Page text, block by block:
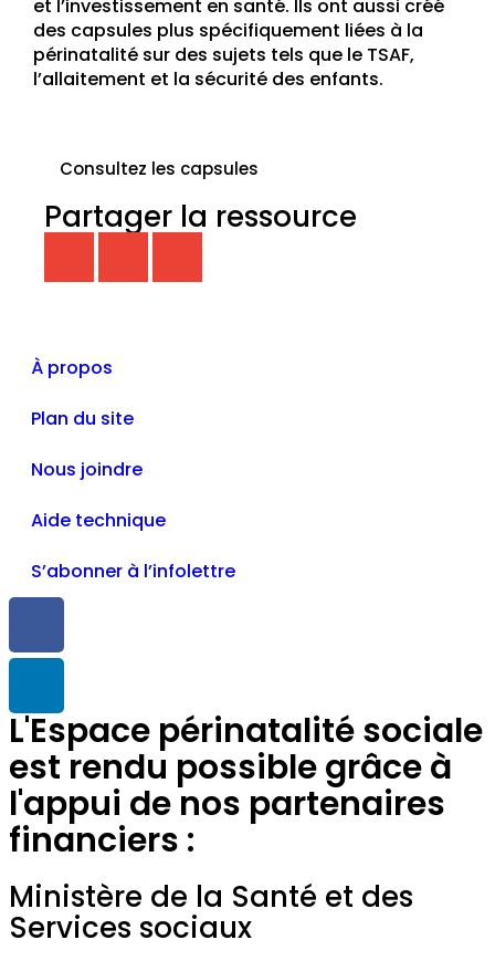
et l’investissement en santé. Ils ont aussi créé
des capsules plus spécifiquement liées à la
périnatalité sur des sujets tels que le TSAF,
l’allaitement et la sécurité des enfants.
Consultez les capsules
Partager la ressource
À propos
Plan du site
Nous joindre
Aide technique
S’abonner à l’infolettre
L'Espace périnatalité sociale
est rendu possible grâce à
l'appui de nos partenaires
financiers :
Ministère de la Santé et des
Services sociaux